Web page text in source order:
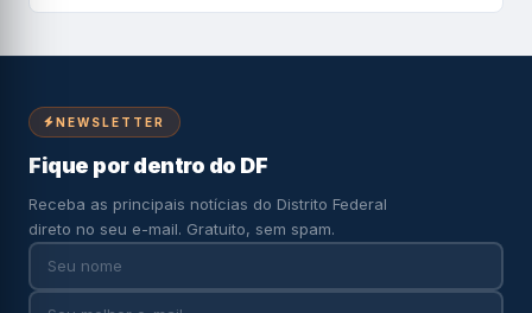
NEWSLETTER
Fique por dentro do DF
Receba as principais notícias do Distrito Federal
direto no seu e-mail. Gratuito, sem spam.